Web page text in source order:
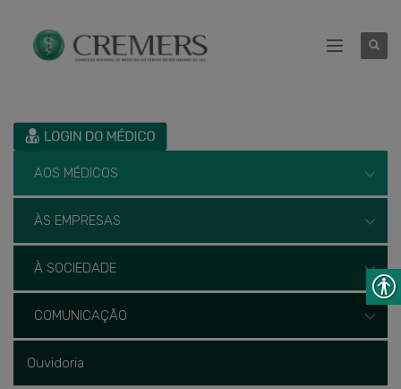
AOS MÉDICOS
ÀS EMPRESAS
À SOCIEDADE
COMUNICAÇÃO
Ouvidoria